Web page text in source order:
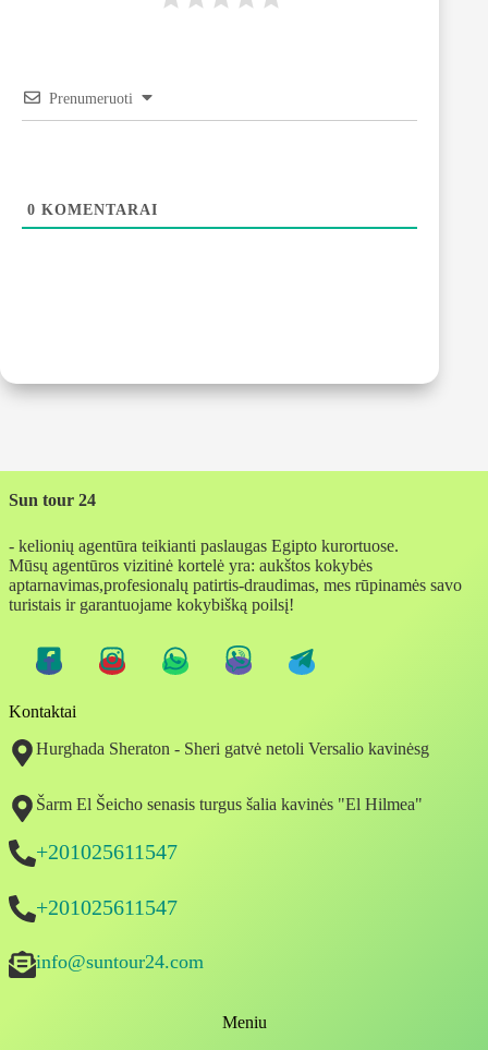
Prenumeruoti
0 KOMENTARAI
Sun tour 24
- kelionių agentūra teikianti paslaugas Egipto kurortuose.
Mūsų agentūros vizitinė kortelė yra: aukštos kokybės
aptarnavimas,profesionalų patirtis-draudimas, mes rūpinamės savo
turistais ir garantuojame kokybišką poilsį!
Kontaktai
Hurghada Sheraton - Sheri gatvė netoli Versalio kavinėsg
Šarm El Šeicho senasis turgus šalia kavinės "El Hilmea"
+201025611547
+201025611547
info@suntour24.com
Meniu